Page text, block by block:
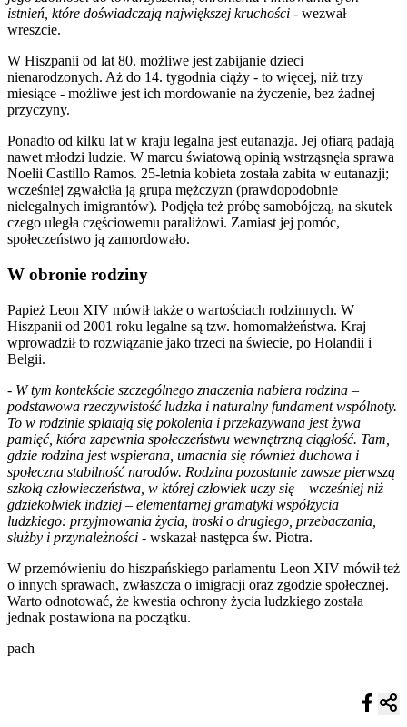
istnień, które doświadczają największej kruchości - wezwał
wreszcie.
W Hiszpanii od lat 80. możliwe jest zabijanie dzieci
nienarodzonych. Aż do 14. tygodnia ciąży - to więcej, niż trzy
miesiące - możliwe jest ich mordowanie na życzenie, bez żadnej
przyczyny.
Ponadto od kilku lat w kraju legalna jest eutanazja. Jej ofiarą padają
nawet młodzi ludzie. W marcu światową opinią wstrząsnęła sprawa
Noelii Castillo Ramos. 25-letnia kobieta została zabita w eutanazji;
wcześniej zgwałciła ją grupa mężczyzn (prawdopodobnie
nielegalnych imigrantów). Podjęła też próbę samobójczą, na skutek
czego uległa częściowemu paraliżowi. Zamiast jej pomóc,
społeczeństwo ją zamordowało.
W obronie rodziny
Papież Leon XIV mówił także o wartościach rodzinnych. W
Hiszpanii od 2001 roku legalne są tzw. homomałżeństwa. Kraj
wprowadził to rozwiązanie jako trzeci na świecie, po Holandii i
Belgii.
- W tym kontekście szczególnego znaczenia nabiera rodzina –
podstawowa rzeczywistość ludzka i naturalny fundament wspólnoty.
To w rodzinie splatają się pokolenia i przekazywana jest żywa
pamięć, która zapewnia społeczeństwu wewnętrzną ciągłość. Tam,
gdzie rodzina jest wspierana, umacnia się również duchowa i
społeczna stabilność narodów. Rodzina pozostanie zawsze pierwszą
szkołą człowieczeństwa, w której człowiek uczy się – wcześniej niż
gdziekolwiek indziej – elementarnej gramatyki współżycia
ludzkiego: przyjmowania życia, troski o drugiego, przebaczania,
służby i przynależności - wskazał następca św. Piotra.
W przemówieniu do hiszpańskiego parlamentu Leon XIV mówił też
o innych sprawach, zwłaszcza o imigracji oraz zgodzie społecznej.
Warto odnotować, że kwestia ochrony życia ludzkiego została
jednak postawiona na początku.
pach